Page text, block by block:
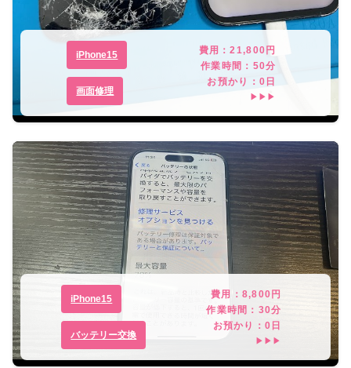
iPhone15
画面修理
費用：21,800 円
作業時間： 50分
お預かり： 0 日
▶▶▶
iPhone15
バッテリー交換
費用： 8,800 円
作業時間： 30分
お預かり：0 日
▶▶▶